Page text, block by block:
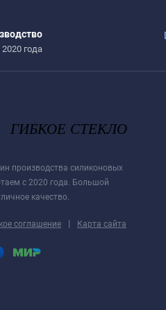
года
производства силиконовых
с 2020 года. Большой
качество.
соглашение | Карта сайта